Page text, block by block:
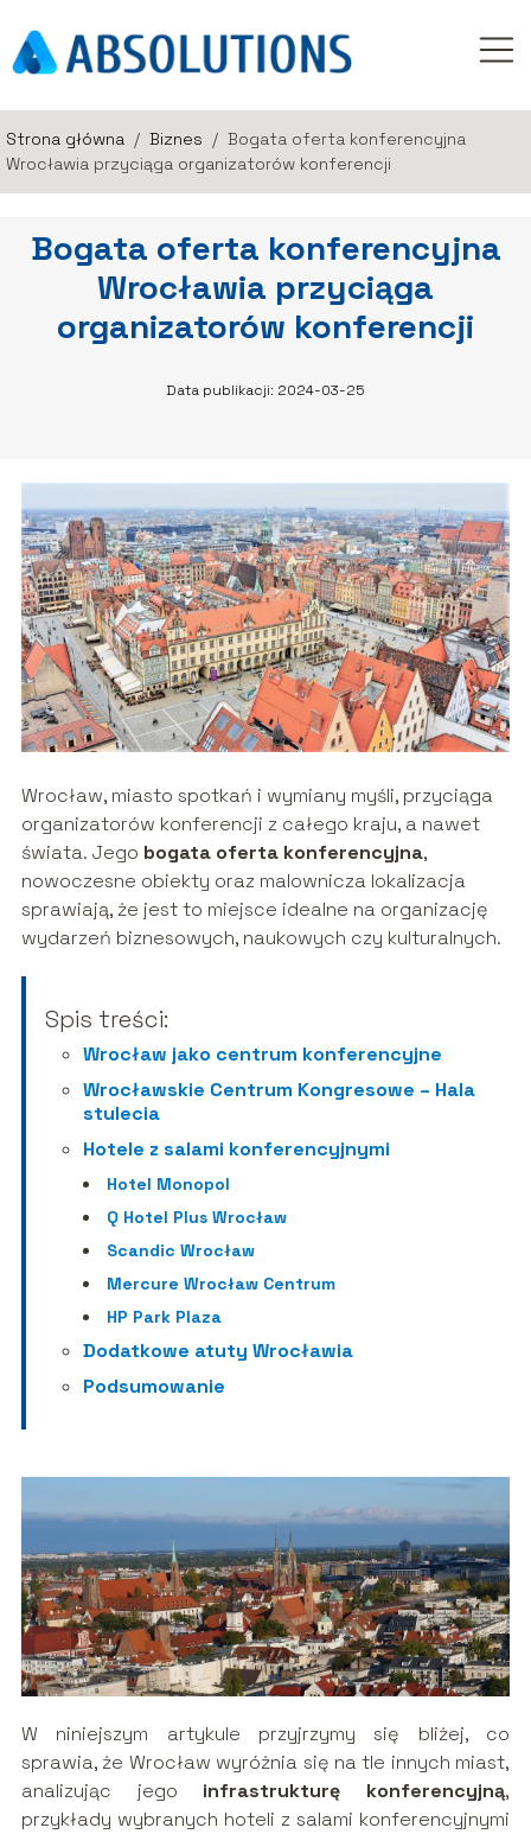
Strona główna / Biznes / Bogata oferta konferencyjna
Wrocławia przyciąga organizatorów konferencji
Bogata oferta konferencyjna
Wrocławia przyciąga
organizatorów konferencji
Data publikacji: 2024-03-25
Wrocław, miasto spotkań i wymiany myśli, przyciąga
organizatorów konferencji z całego kraju, a nawet
świata. Jego bogata oferta konferencyjna,
nowoczesne obiekty oraz malownicza lokalizacja
sprawiają, że jest to miejsce idealne na organizację
wydarzeń biznesowych, naukowych czy kulturalnych.
Spis treści:
Wrocław jako centrum konferencyjne
Wrocławskie Centrum Kongresowe – Hala
stulecia
Hotele z salami konferencyjnymi
Hotel Monopol
Q Hotel Plus Wrocław
Scandic Wrocław
Mercure Wrocław Centrum
HP Park Plaza
Dodatkowe atuty Wrocławia
Podsumowanie
W niniejszym artykule przyjrzymy się bliżej, co
sprawia, że Wrocław wyróżnia się na tle innych miast,
analizując jego infrastrukturę konferencyjną,
przykłady wybranych hoteli z salami konferencyjnymi